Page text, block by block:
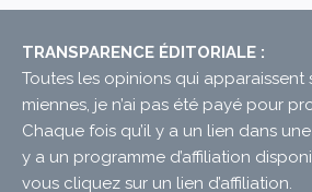
TRANSPARENCE ÉDITORIALE :
Toutes les opinions qui apparaissent
miennes, je n’ai pas été payé pour
Chaque fois qu’il y a un lien dans
y a un programme d’affiliation
vous cliquez sur un lien d’affiliation.